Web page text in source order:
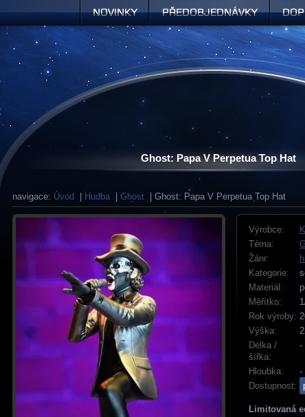
Ghost: Papa V Perpetua Top Hat
navigace: Úvod Hudba Ghost | Ghost: Papa V Perpetua Top Hat
Výrobce:
Téma:
Žánr:
Kategorie:
Materiál:
Měřítko:
Rok výroby:
Výška:
Délka /
šířka:
-
Hloubka:
-
Dostupnost:
Limitovaná
Předobjednávky